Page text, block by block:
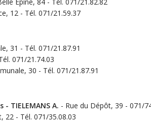
12 - Tél. 071/21.59.37
31 - Tél. 071/21.87.91
071/21.74.03
30 - Tél. 071/21.87.91
TIELEMANS A. - Rue du Dépôt, 39 - 071/
22 - Tél. 071/35.08.03